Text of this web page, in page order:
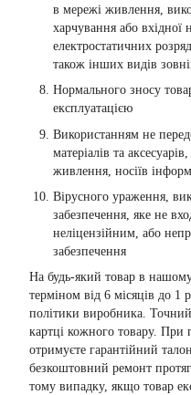
в мережі живлення,
харчування або вхідної
електростатичних
також інших видів
Нормального зносу
експлуатацією
Використанням не
матеріалів та
живлення, носіїв
Вірусного ураження,
забезпечення, яке не
неліцензійним, або
забезпечення
На будь-який товар в нашому
терміном від 6 місяців до 1
політики виробника. Точний
картці кожного товару. При
отримуєте гарантійний
безкоштовний ремонт
тому випадку, якщо товар